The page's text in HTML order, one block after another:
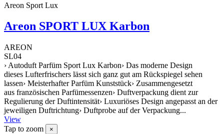
Areon Sport Lux
Areon SPORT LUX Karbon
AREON
SL04
› Autoduft Parfüm Sport Lux Karbon› Das moderne Design
dieses Lufterfrischers lässt sich ganz gut am Rückspiegel sehen
lassen› Meisterhafter Parfüm Kunststück› Zusammengesetzt
aus französischen Parfümessenzen› Duftverpackung dient zur
Regulierung der Duftintensität› Luxuriöses Design angepasst an der
jeweiligen Duftrichtung› Duftprobe auf der Verpackung...
View
Tap to zoom
×